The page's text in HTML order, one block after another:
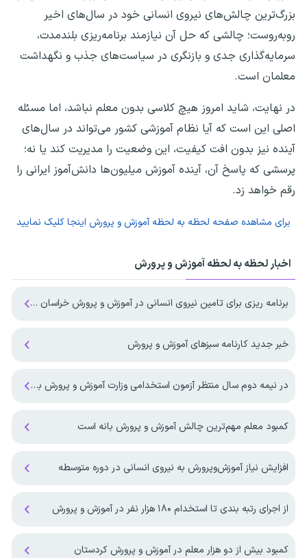
بزرگ‌ترین چالش‌های نیروی انسانی خود در سال‌های اخیر
روبه‌روست؛ چالشی که حل آن نیازمند برنامه‌ریزی بلندمدت،
سرمایه‌گذاری جدی و بازنگری در سیاست‌های جذب و نگهداشت
معلمان است.
در نهایت، شاید امروز هیچ کلاسی بدون معلم نباشد، اما مسئله
اصلی این است که آیا نظام آموزشی کشور می‌تواند در سال‌های
آینده نیز بدون افت کیفیت، این وضعیت را مدیریت کند یا نه؛
پرسشی که پاسخ آن، آینده آموزش میلیون‌ها دانش‌آموز ایرانی را
رقم خواهد زد.
برای مشاهده صفحه لحظه به لحظه آموزش و پرورش اینجا کلیک نمایید
اخبار لحظه به لحظه آموزش و پرورش
برنامه‌ ریزی برای تامین نیروی انسانی در آموزش و پرورش خراسان جنوبی
خبر جدید کارنامه سبزهای آموزش و پرورش
در نیمه دوم سال منتظر آزمون استخدامی وزارت آموزش و پرورش باشیم ؟
کمبود معلم مهم‌ترین چالش آموزش و پرورش بانه است
افزایش نیاز آموزش‌وپرورش به نیروی انسانی در دوره متوسطه
از اجرای رتبه بندی تا استخدام ۱۸۰ هزار نفر در آموزش و پرورش
کمبود بیش از دو هزار معلم در آموزش و پرورش کردستان